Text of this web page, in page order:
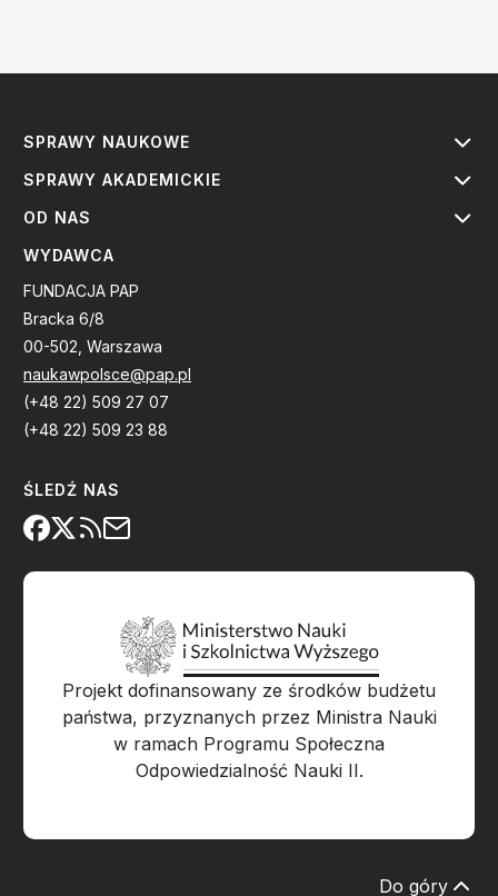
SPRAWY NAUKOWE
SPRAWY AKADEMICKIE
OD NAS
WYDAWCA
FUNDACJA PAP
Bracka 6/8
00-502, Warszawa
naukawpolsce@pap.pl
(+48 22) 509 27 07
(+48 22) 509 23 88
ŚLEDŹ NAS
Projekt dofinansowany ze środków budżetu
państwa, przyznanych przez Ministra Nauki
w ramach Programu Społeczna
Odpowiedzialność Nauki II.
Do góry